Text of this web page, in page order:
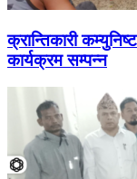
क्रान्तिकारी
कार्यक्रम सम्पन्न